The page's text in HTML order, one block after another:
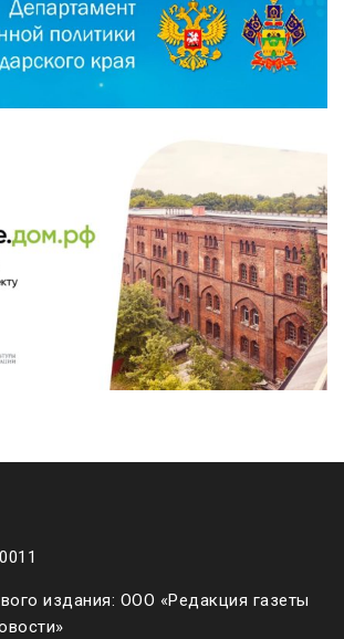
издания: ООО «Редакция газеты